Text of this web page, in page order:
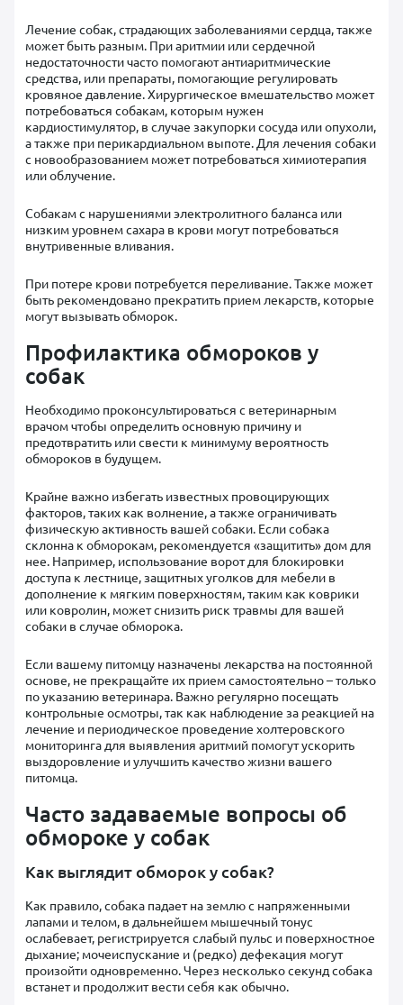
Лечение собак, страдающих заболеваниями сердца, также
может быть разным. При аритмии или сердечной
недостаточности часто помогают антиаритмические
средства, или препараты, помогающие регулировать
кровяное давление. Хирургическое вмешательство может
потребоваться собакам, которым нужен
кардиостимулятор, в случае закупорки сосуда или опухоли,
а также при перикардиальном выпоте. Для лечения собаки
с новообразованием может потребоваться химиотерапия
или облучение.
Собакам с нарушениями электролитного баланса или
низким уровнем сахара в крови могут потребоваться
внутривенные вливания.
При потере крови потребуется переливание. Также может
быть рекомендовано прекратить прием лекарств, которые
могут вызывать обморок.
Профилактика обмороков у
собак
Необходимо проконсультироваться с ветеринарным
врачом чтобы определить основную причину и
предотвратить или свести к минимуму вероятность
обмороков в будущем.
Крайне важно избегать известных провоцирующих
факторов, таких как волнение, а также ограничивать
физическую активность вашей собаки. Если собака
склонна к обморокам, рекомендуется «защитить» дом для
нее. Например, использование ворот для блокировки
доступа к лестнице, защитных уголков для мебели в
дополнение к мягким поверхностям, таким как коврики
или ковролин, может снизить риск травмы для вашей
собаки в случае обморока.
Если вашему питомцу назначены лекарства на постоянной
основе, не прекращайте их прием самостоятельно – только
по указанию ветеринара. Важно регулярно посещать
контрольные осмотры, так как наблюдение за реакцией на
лечение и периодическое проведение холтеровского
мониторинга для выявления аритмий помогут ускорить
выздоровление и улучшить качество жизни вашего
питомца.
Часто задаваемые вопросы об
обмороке у собак
Как выглядит обморок у собак?
Как правило, собака падает на землю с напряженными
лапами и телом, в дальнейшем мышечный тонус
ослабевает, регистрируется слабый пульс и поверхностное
дыхание; мочеиспускание и (редко) дефекация могут
произойти одновременно. Через несколько секунд собака
встанет и продолжит вести себя как обычно.